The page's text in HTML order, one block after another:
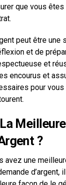
que vous
peut être une
et de
et
encourus et
pour
?
avez une
d’argent,